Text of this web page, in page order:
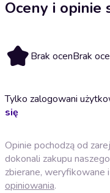
Oceny i opinie
Brak ocenBrak
Tylko zalogowani
się
Opinie pochodzą od
dokonali zakupu
zbierane, weryfikowane
opiniowania.